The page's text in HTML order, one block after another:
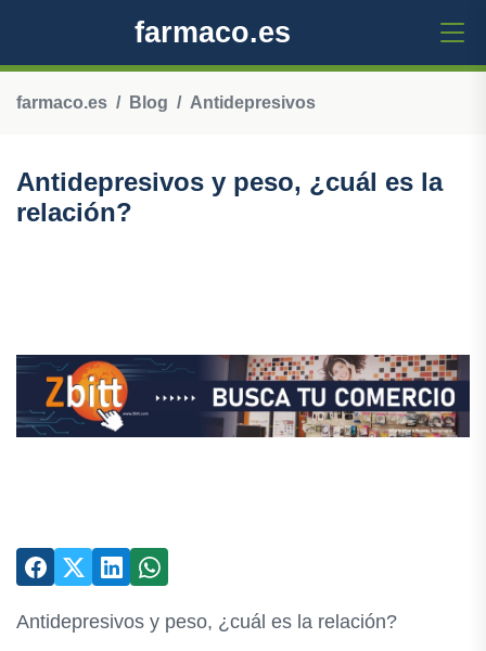
farmaco.es
farmaco.es Blog Antidepresivos
Antidepresivos y peso, ¿cuál es la
relación?
Antidepresivos y peso, ¿cuál es la relación?